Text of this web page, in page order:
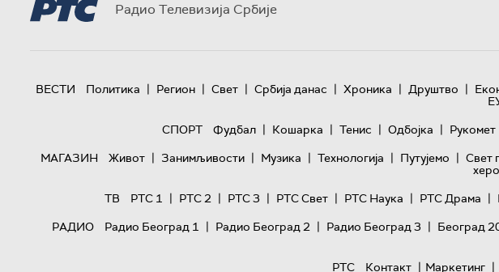
Радио Телевизија Србије
ВЕСТИ Политика | Регион | Свет | Србија данас | Хроника | Друштво |
СПОРТ
Фудбал | Кошарка | Тенис | Одбојка | Рукомет
МАГАЗИН
Живот | Занимљивости | Музика | Технологијa | Путујемо | Свет
ТВ
РТС 1 | РТС 2 | РТС 3 | РТС Свет | РТС Наука | РТС Драма |
РАДИО
Радио Београд 1 | Радио Београд 2 | Радио Београд 3 | Београд
РТС
Контакт | Маркетинг |